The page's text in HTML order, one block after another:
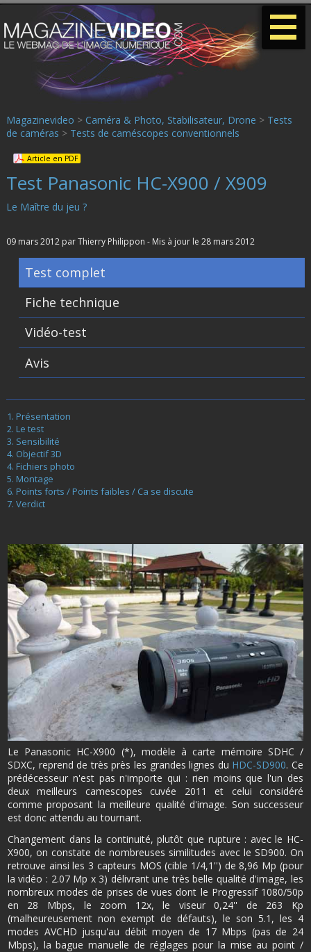
Magazinevideo > Caméra & Photo, Stabilisateur, Drone > Tests
de caméras > Tests de caméscopes conventionnels
Article en PDF
Test Panasonic HC-X900 / X909
Le Maître du jeu ?
09 mars 2012 par Thierry Philippon - Mis à jour le 28 mars 2012
Test complet
Fiche technique
Vidéo-test
Avis
Présentation
Le test
Sensibilité
Objectif 3D
Fichiers photo
Montage
Points forts / Points faibles / Ca se discute
Verdict
Le Panasonic HC-X900 (*), modèle à carte mémoire SDHC /
SDXC, reprend de très près les grandes lignes du HDC-SD900. Ce
prédécesseur n'est pas n'importe qui : rien moins que l'un des
deux meilleurs camescopes cuvée 2011 et celui considéré
comme proposant la meilleure qualité d'image. Son successeur
est donc attendu au tournant.
Changement dans la continuité, plutôt que rupture : avec le HC-
X900, on constate de nombreuses similitudes avec le SD900. On
retrouve ainsi les 3 capteurs MOS (cible 1/4,1'') de 8,96 Mp (pour
la vidéo : 2.07 Mp x 3) délivrant une très belle qualité d'image, les
nombreux modes de prises de vues dont le Progressif 1080/50p
en 28 Mbps, le zoom 12x, le viseur 0,24'' de 263 Kp
(malheureusement non exempt de défauts), le son 5.1, les 4
modes AVCHD jusqu'au débit moyen de 17 Mbps (pas de 24
Mbps), la bague manuelle de réglages pour la mise au point /
-
-
-